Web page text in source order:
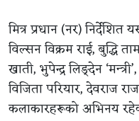
मित्र प्रधान (नर) निर्देशित
विल्सन विक्रम राई, बुद्धि
खाती, भुपेन्द्र लिङ्देन
विजिता परियार, देवराज
कलाकारहरूको अभिनय